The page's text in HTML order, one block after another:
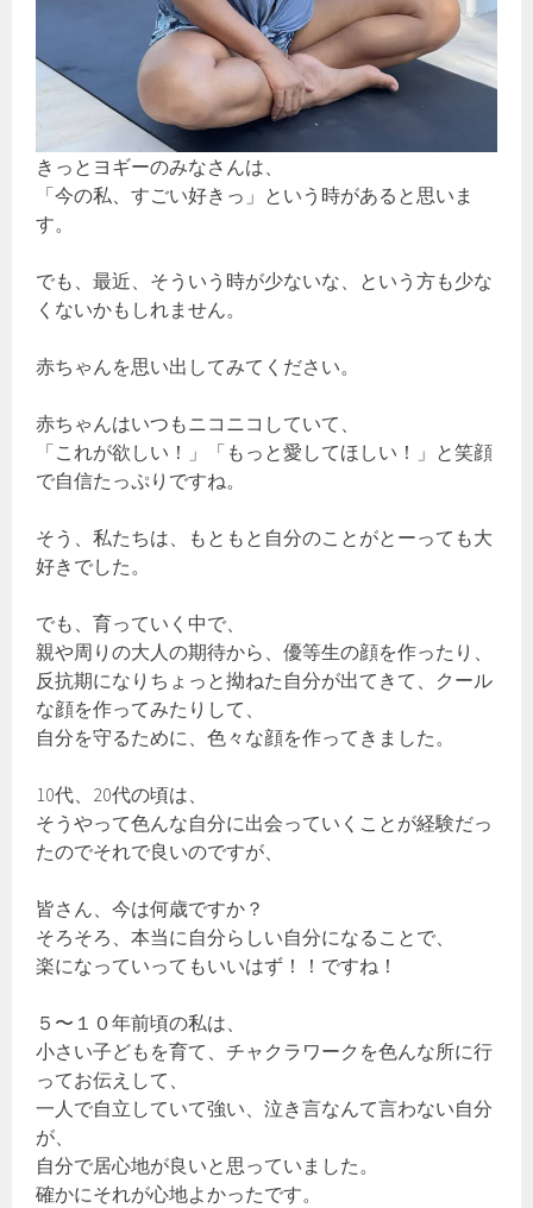
きっとヨギーのみなさんは、
「今の私、すごい好きっ」という時があると思いま
す。
でも、最近、そういう時が少ないな、という方も少な
くないかもしれません。
赤ちゃんを思い出してみてください。
赤ちゃんはいつもニコニコしていて、
「これが欲しい！」「もっと愛してほしい！」と笑顔
で自信たっぷりですね。
そう、私たちは、もともと自分のことがとーっても大
好きでした。
でも、育っていく中で、
親や周りの大人の期待から、優等生の顔を作ったり、
反抗期になりちょっと拗ねた自分が出てきて、クール
な顔を作ってみたりして、
自分を守るために、色々な顔を作ってきました。
10代、20代の頃は、
そうやって色んな自分に出会っていくことが経験だっ
たのでそれで良いのですが、
皆さん、今は何歳ですか？
そろそろ、本当に自分らしい自分になることで、
楽になっていってもいいはず！！ですね！
５〜１０年前頃の私は、
小さい子どもを育て、チャクラワークを色んな所に行
ってお伝えして、
一人で自立していて強い、泣き言なんて言わない自分
が、
自分で居心地が良いと思っていました。
確かにそれが心地よかったです。